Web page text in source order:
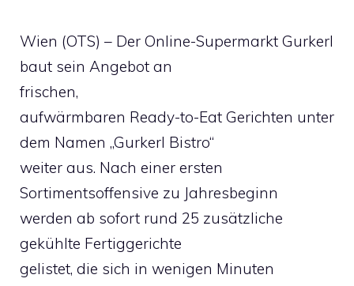
Wien (OTS) – Der Online-Supermarkt Gurkerl
baut sein Angebot an
frischen,
aufwärmbaren Ready-to-Eat Gerichten unter
dem Namen „Gurkerl Bistro“
weiter aus. Nach einer ersten
Sortimentsoffensive zu Jahresbeginn
werden ab sofort rund 25 zusätzliche
gekühlte Fertiggerichte
gelistet, die sich in wenigen Minuten